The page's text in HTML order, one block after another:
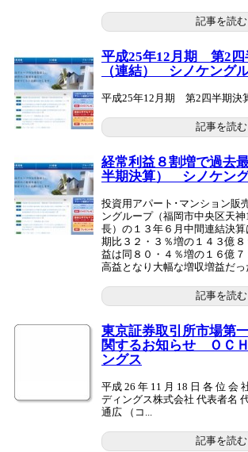
記事を読む
平成25年12月期 第2四
（連結） シノケング
平成25年12月期 第2四半期決
記事を読む
経常利益８割増で過去
半期決算） シノケン
投資用アパート･マンション販
ングループ（福岡市中央区天
長）の１３年６月中間連結決
期比３２・３％増の１４３億
益は同８０・４％増の１６億
高益となり大幅な増収増益だっ
記事を読む
東京証券取引所市場第
関するお知らせ ＯＣ
ングス
平成 26 年 11 月 18 日 各 位 会
ディングス株式会社 代表者名
通広 （コ...
記事を読む